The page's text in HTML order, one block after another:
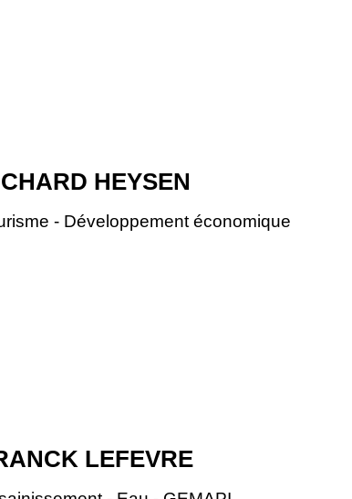
HEYSEN
- Développement économique
LEFEVRE